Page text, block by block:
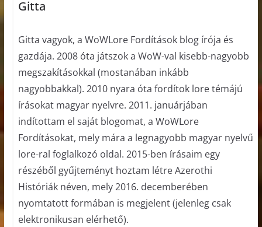
Gitta
Gitta vagyok, a WoWLore Fordítások blog írója és
gazdája. 2008 óta játszok a WoW-val kisebb-nagyobb
megszakításokkal (mostanában inkább
nagyobbakkal). 2010 nyara óta fordítok lore témájú
írásokat magyar nyelvre. 2011. januárjában
indítottam el saját blogomat, a WoWLore
Fordításokat, mely mára a legnagyobb magyar nyelvű
lore-ral foglalkozó oldal. 2015-ben írásaim egy
részéből gyűjteményt hoztam létre Azerothi
Históriák néven, mely 2016. decemberében
nyomtatott formában is megjelent (jelenleg csak
elektronikusan elérhető).